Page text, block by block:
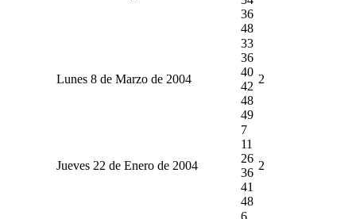
36
48
Lunes 8 de Marzo de 2004
33
36
40
42
48
49
2
Jueves 22 de Enero de 2004
7
11
26
36
41
48
2
6